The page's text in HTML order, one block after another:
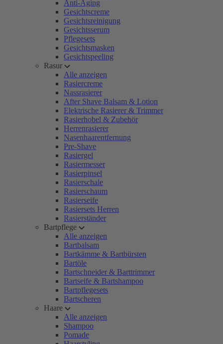
Anti-Aging
Gesichtscreme
Gesichtsreinigung
Gesichtsserum
Pflegesets
Gesichtsmasken
Gesichtspeeling
Rasur
Alle anzeigen
Rasiercreme
Nassrasierer
After Shave Balsam & Lotion
Elektrische Rasierer & Trimmer
Rasierhobel & Zubehör
Herrenrasierer
Nasenhaarentfernung
Pre-Shave
Rasiergel
Rasiermesser
Rasierpinsel
Rasierschale
Rasierschaum
Rasierseife
Rasiersets Herren
Rasierständer
Bartpflege
Alle anzeigen
Bartbalsam
Bartkämme & Bartbürsten
Bartöle
Bartschneider & Barttrimmer
Bartseife & Bartshampoo
Bartpflegesets
Bartscheren
Haare
Alle anzeigen
Shampoo
Pomade